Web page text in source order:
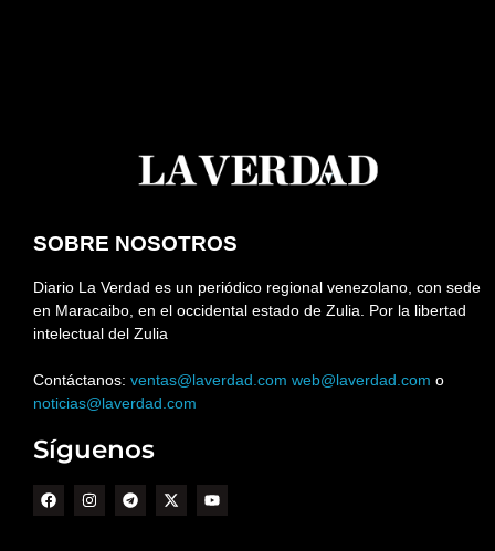
SOBRE NOSOTROS
Diario La Verdad es un periódico regional venezolano, con sede
en Maracaibo, en el occidental estado de Zulia. Por la libertad
intelectual del Zulia
Contáctanos: ventas@laverdad.com web@laverdad.com o
noticias@laverdad.com
Síguenos